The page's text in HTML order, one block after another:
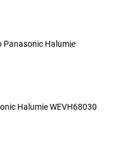
Panasonic Halumie
Halumie WEVH68030